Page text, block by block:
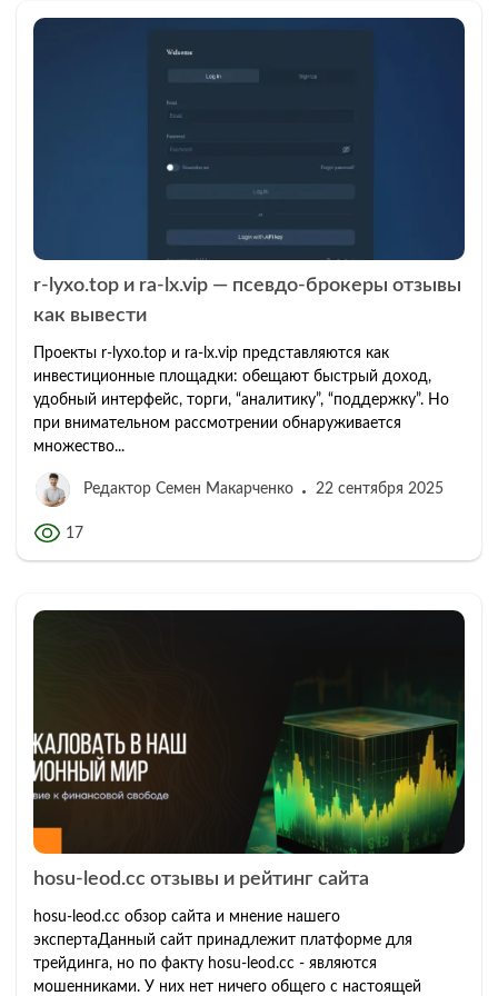
r‑lyxo.top и ra‑lx.vip — псевдо‑брокеры отзывы
как вывести
Проекты r‑lyxo.top и ra‑lx.vip представляются как
инвестиционные площадки: обещают быстрый доход,
удобный интерфейс, торги, “аналитику”, “поддержку”. Но
при внимательном рассмотрении обнаруживается
множество...
Редактор Семен Макарченко 22 сентября 2025
17
hosu-leod.cc отзывы и рейтинг сайта
hosu-leod.cc обзор сайта и мнение нашего
экспертаДанный сайт принадлежит платформе для
трейдинга, но по факту hosu-leod.cc - являются
мошенниками. У них нет ничего общего с настоящей